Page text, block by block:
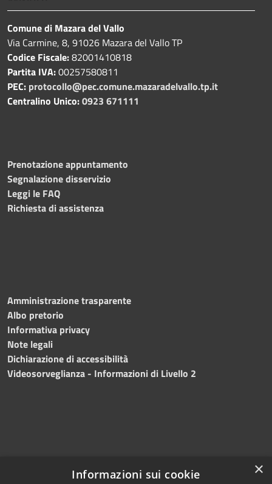
Comune di Mazara del Vallo
Via Carmine, 8, 91026 Mazara del Vallo TP
Codice Fiscale:82001410818
Partita IVA:00257580811
PEC: protocollo@pec.comune.mazaradelvallo.tp.it
Centralino Unico:0923 671111
Prenotazione appuntamento
Segnalazione disservizio
Leggi le FAQ
Richiesta di assistenza
Amministrazione trasparente
Albo pretorio
Informativa privacy
Note legali
Dichiarazione di accessibilità
Videosorveglianza - Informazioni di Livello 2
×
Informazioni sui cookie